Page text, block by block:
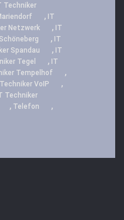
Techniker
, IT
Netzwerk , IT
, IT
Spandau , IT
Tegel , IT
Tempelhof ,
VoIP ,
Techniker
, Telefon ,